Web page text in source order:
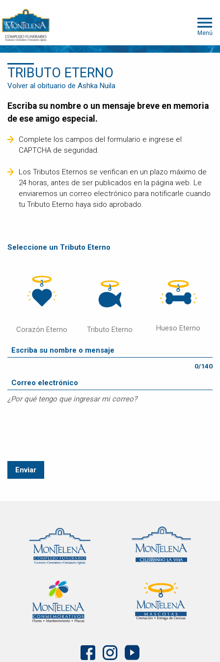
Menú
TRIBUTO ETERNO
Volver al obituario de Ashka Nuila
Escriba su nombre o un mensaje breve en memoria
de ese amigo especial.
Complete los campos del formulario e ingrese el
CAPTCHA de seguridad.
Los Tributos Eternos se verifican en un plazo máximo de
24 horas, antes de ser publicados en la página web. Le
enviaremos un correo electrónico para notificarle cuando
tu Tributo Eterno haya sido aprobado.
Seleccione un Tributo Eterno
Corazón Eterno Tributo Eterno Hueso Eterno
0/140
¿Por qué tengo que ingresar mi correo?